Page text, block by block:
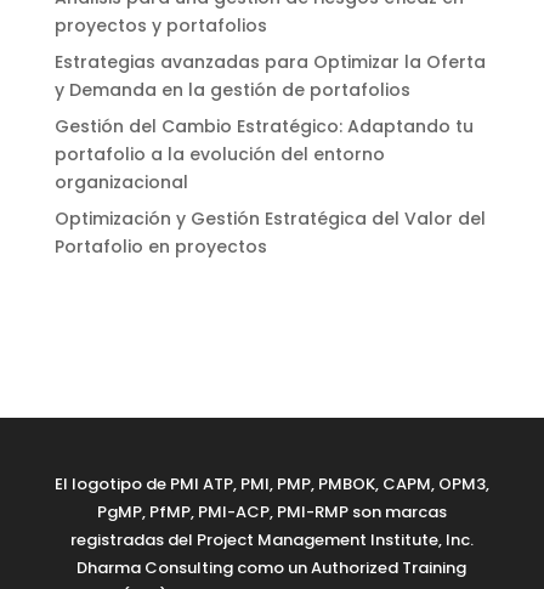
proyectos y portafolios
Estrategias avanzadas para Optimizar la Oferta
y Demanda en la gestión de portafolios
Gestión del Cambio Estratégico: Adaptando tu
portafolio a la evolución del entorno
organizacional
Optimización y Gestión Estratégica del Valor del
Portafolio en proyectos
El logotipo de PMI ATP, PMI, PMP, PMBOK, CAPM, OPM3,
PgMP, PfMP, PMI-ACP, PMI-RMP son marcas
registradas del Project Management Institute, Inc.
Dharma Consulting como un Authorized Training